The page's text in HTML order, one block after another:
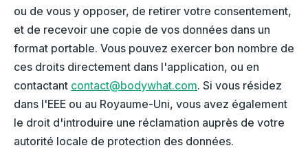
ou de vous y opposer, de retirer votre consentement,
et de recevoir une copie de vos données dans un
format portable. Vous pouvez exercer bon nombre de
ces droits directement dans l'application, ou en
contactant contact@bodywhat.com. Si vous résidez
dans l'EEE ou au Royaume-Uni, vous avez également
le droit d'introduire une réclamation auprès de votre
autorité locale de protection des données.